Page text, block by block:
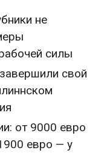
не
силы
свой
от 9000 евро
евро — у